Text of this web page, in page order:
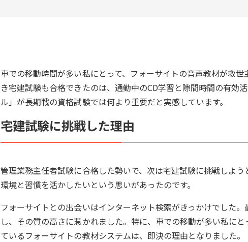
車での移動時間が多い私にとって、フォーサイトの音声教材が救
き宅建試験も合格できたのは、通勤中のCD学習と隙間時間の有効
ル」が長期戦の資格試験では何より重要だと実感しています。
宅建試験に挑戦した理由
管理業務主任者試験に合格した勢いで、次は宅建試験に挑戦しよ
環境と習慣を活かしたいという思いがあったのです。
フォーサイトとの出会いはインターネット検索がきっかけでした
し、その質の高さに惹かれました。特に、車での移動が多い私に
ているフォーサイトの教材システムは、即決の理由となりました。